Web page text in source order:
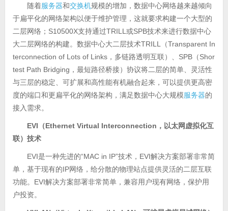
随着服务器和交换机规模的增加，数据中心网络越来越倾向
于扁平化的网络架构以便于维护管理，这就要求构建一个大型的
二层网络；S10500X支持通过TRILL或SPB技术来进行数据中心
大二层网络的构建。数据中心大二层技术TRILL（Transparent In
terconnection of Lots of Links，多链路透明互联）、SPB（Shor
test Path Bridging，最短路径桥接）协议将二层的简单、灵活性
与三层的稳定、可扩展和高性能有机融合起来，可以提供更高密
度的端口和更扁平化的网络架构，满足数据中心大规模服务器的
接入需求。
EVI（Ethernet Virtual Interconnection，以太网虚拟化互
联）技术
EVI是一种先进的“MAC in IP”技术，EVI解决方案部署非常简
单，基于现有的IP网络，给分散的物理站点提供灵活的二层互联
功能。EVI解决方案部署非常简单，兼容用户现有网络，保护用
户投资。